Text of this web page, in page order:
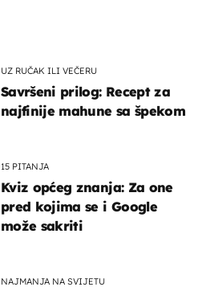
UZ RUČAK ILI VEČERU
Savršeni prilog: Recept za
najfinije mahune sa špekom
15 PITANJA
Kviz općeg znanja: Za one
pred kojima se i Google
može sakriti
NAJMANJA NA SVIJETU